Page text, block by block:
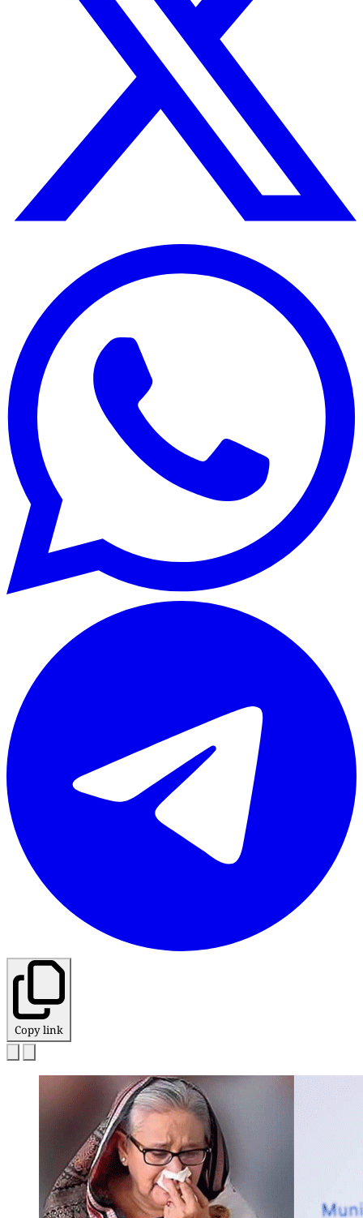
Copy link